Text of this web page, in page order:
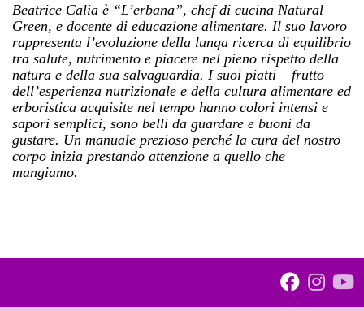
Beatrice Calia è “L’erbana”, chef di cucina Natural
Green, e docente di educazione alimentare. Il suo lavoro
rappresenta l’evoluzione della lunga ricerca di equilibrio
tra salute, nutrimento e piacere nel pieno rispetto della
natura e della sua salvaguardia. I suoi piatti – frutto
dell’esperienza nutrizionale e della cultura alimentare ed
erboristica acquisite nel tempo hanno colori intensi e
sapori semplici, sono belli da guardare e buoni da
gustare. Un manuale prezioso perché la cura del nostro
corpo inizia prestando attenzione a quello che
mangiamo.